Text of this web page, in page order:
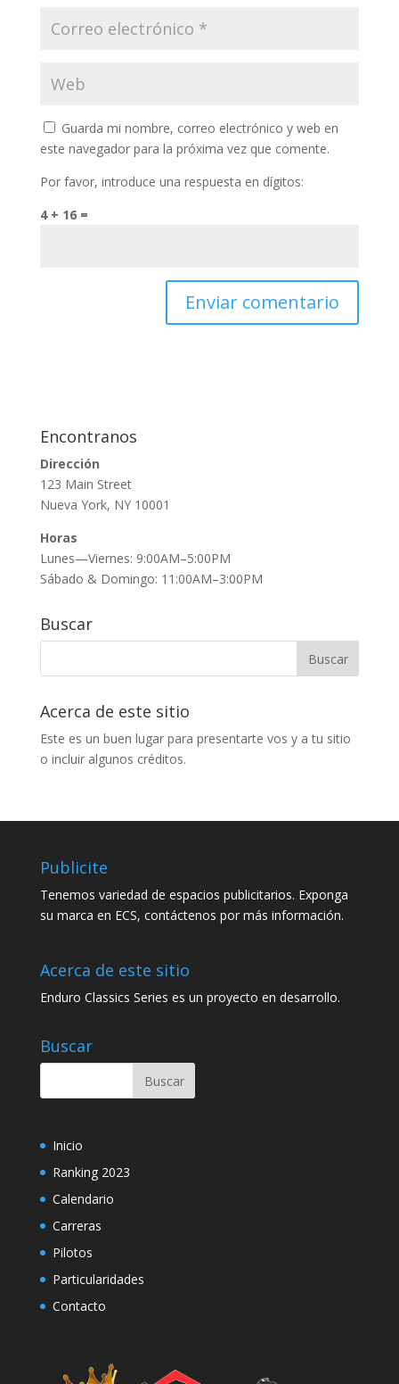
Guarda mi nombre, correo electrónico y web en
este navegador para la próxima vez que comente.
Por favor, introduce una respuesta en dígitos:
4 + 16 =
Encontranos
Dirección
123 Main Street
Nueva York, NY 10001
Horas
Lunes—Viernes: 9:00AM–5:00PM
Sábado & Domingo: 11:00AM–3:00PM
Buscar
Acerca de este sitio
Este es un buen lugar para presentarte vos y a tu sitio
o incluir algunos créditos.
Publicite
Tenemos variedad de espacios publicitarios. Exponga
su marca en ECS, contáctenos por más información.
Acerca de este sitio
Enduro Classics Series es un proyecto en desarrollo.
Buscar
Inicio
Ranking 2023
Calendario
Carreras
Pilotos
Particularidades
Contacto